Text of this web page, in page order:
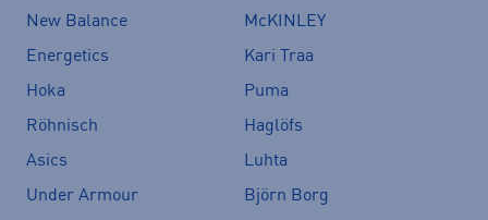
New Balance
McKINLEY
Energetics
Kari Traa
Hoka
Puma
Röhnisch
Haglöfs
Asics
Luhta
Under Armour
Björn Borg